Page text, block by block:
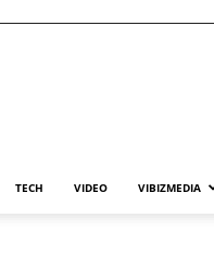
TECH VIDEO VIBIZMEDIA